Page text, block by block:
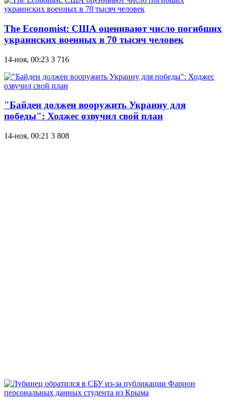
The Economist: США оценивают число погибших
украинских военных в 70 тысяч человек
14-ноя, 00:23 3 716
"Байден должен вооружить Украину для
победы": Ходжес озвучил свой план
14-ноя, 00:21 3 808